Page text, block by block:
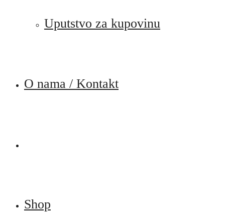
Uputstvo za kupovinu
O nama / Kontakt
Shop